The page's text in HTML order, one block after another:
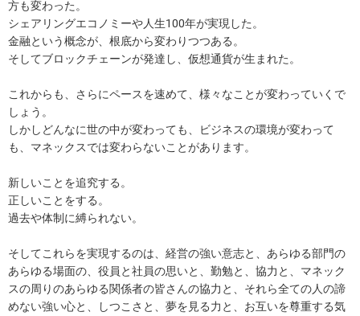
方も変わった。
シェアリングエコノミーや人生100年が実現した。
金融という概念が、根底から変わりつつある。
そしてブロックチェーンが発達し、仮想通貨が生まれた。
これからも、さらにペースを速めて、様々なことが変わっていくで
しょう。
しかしどんなに世の中が変わっても、ビジネスの環境が変わって
も、マネックスでは変わらないことがあります。
新しいことを追究する。
正しいことをする。
過去や体制に縛られない。
そしてこれらを実現するのは、経営の強い意志と、あらゆる部門の
あらゆる場面の、役員と社員の思いと、勤勉と、協力と、マネック
スの周りのあらゆる関係者の皆さんの協力と、それら全ての人の諦
めない強い心と、しつこさと、夢を見る力と、お互いを尊重する気